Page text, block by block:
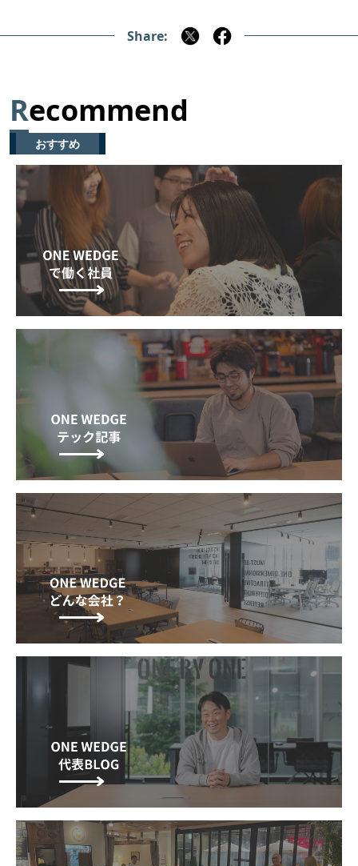
Share:
Recommend
おすすめ